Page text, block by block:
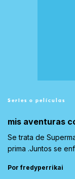
Series o películas
mis aventuras
Se trata de
prima .Juntos se
Por fredyperrikai